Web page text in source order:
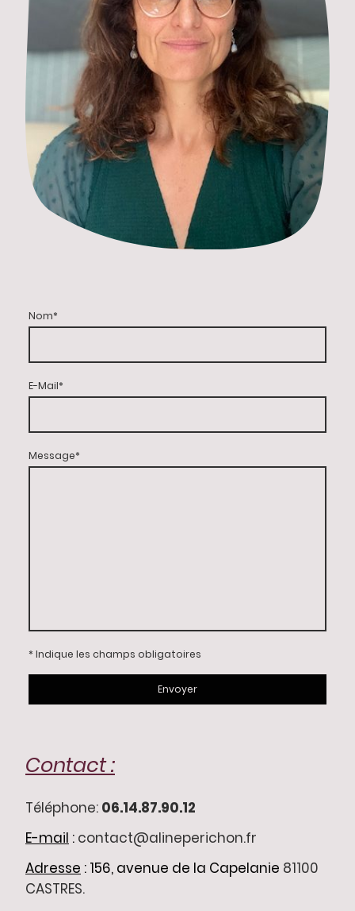
Nom*
E-Mail*
Message*
* Indique les champs obligatoires
Envoyer
Contact :
Téléphone: 06.14.87.90.12
E-mail : contact@alineperichon.fr
Adresse : 156, avenue de la Capelanie 81100
CASTRES.